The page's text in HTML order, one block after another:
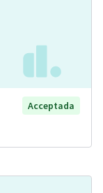
Acceptada